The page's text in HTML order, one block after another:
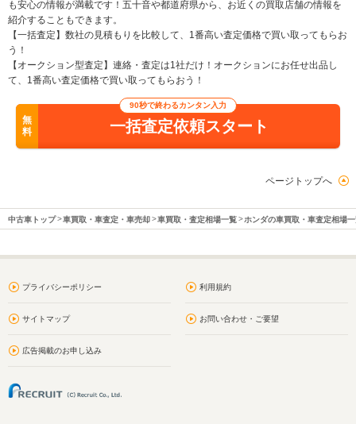
も安心の情報が満載です！五十音や都道府県から、お近くの買取店舗の情報を
紹介することもできます。
【一括査定】数社の見積もりを比較して、1番高い査定価格で買い取ってもらお
う！
【オークション型査定】連絡・査定は1社だけ！オークションにお任せ出品し
て、1番高い査定価格で買い取ってもらおう！
無
料
90秒で終わるカンタン入力
一括査定依頼スタート
ページトップへ
中古車トップ 車買取・車査定・車売却 車買取・査定相場一覧 ホンダの車買取・車査定相場
プライバシーポリシー 利用規約
サイトマップ お問い合わせ・ご要望
広告掲載のお申し込み